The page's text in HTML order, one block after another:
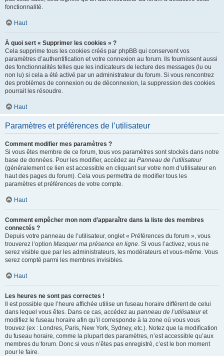
fonctionnalité.
Haut
À quoi sert « Supprimer les cookies » ?
Cela supprime tous les cookies créés par phpBB qui conservent vos
paramètres d’authentification et votre connexion au forum. Ils fournissent aussi
des fonctionnalités telles que les indicateurs de lecture des messages (lu ou
non lu) si cela a été activé par un administrateur du forum. Si vous rencontrez
des problèmes de connexion ou de déconnexion, la suppression des cookies
pourrait les résoudre.
Haut
Paramètres et préférences de l’utilisateur
Comment modifier mes paramètres ?
Si vous êtes membre de ce forum, tous vos paramètres sont stockés dans notre
base de données. Pour les modifier, accédez au Panneau de l’utilisateur
(généralement ce lien est accessible en cliquant sur votre nom d’utilisateur en
haut des pages du forum). Cela vous permettra de modifier tous les
paramètres et préférences de votre compte.
Haut
Comment empêcher mon nom d’apparaître dans la liste des membres
connectés ?
Depuis votre panneau de l’utilisateur, onglet « Préférences du forum », vous
trouverez l’option Masquer ma présence en ligne. Si vous l’activez, vous ne
serez visible que par les administrateurs, les modérateurs et vous-même. Vous
serez compté parmi les membres invisibles.
Haut
Les heures ne sont pas correctes !
Il est possible que l’heure affichée utilise un fuseau horaire différent de celui
dans lequel vous êtes. Dans ce cas, accédez au panneau de l’utilisateuret
modifiez le fuseau horaire afin qu’il corresponde à la zone où vous vous
trouvez (ex : Londres, Paris, New York, Sydney, etc.). Notez que la modification
du fuseau horaire, comme la plupart des paramètres, n’est accessible qu’aux
membres du forum. Donc si vous n’êtes pas enregistré, c’est le bon moment
pour le faire.